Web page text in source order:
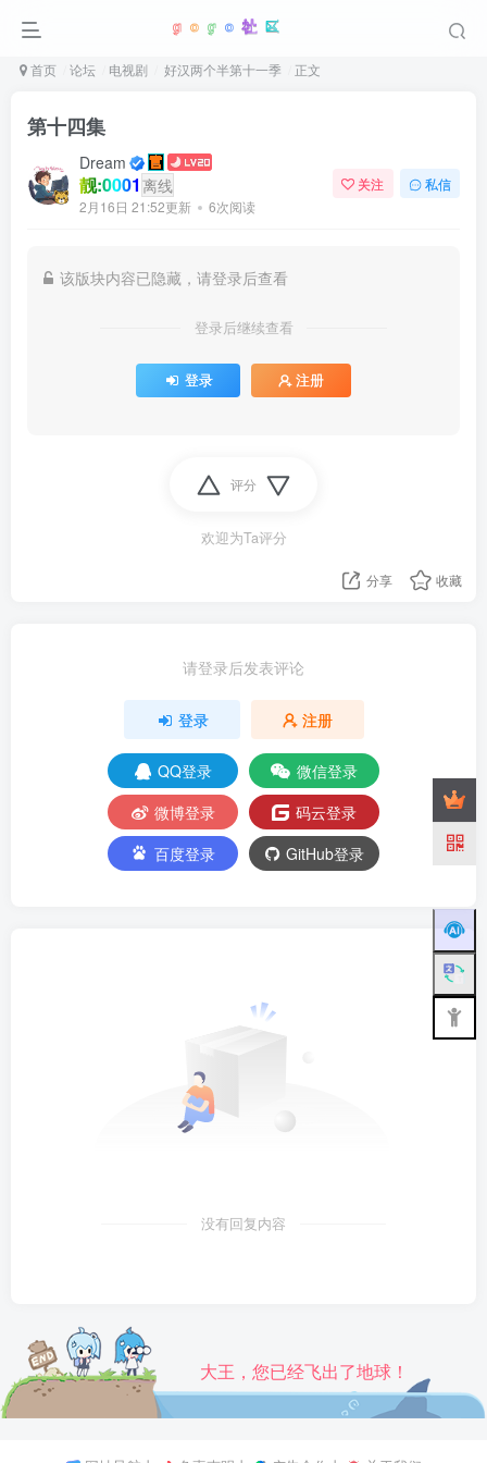
首页 论坛 电视剧 好汉两个半第十一季 正文
第十四集
Dream
靓:0001 离线
2月16日 21:52更新 6次阅读
关注 私信
该版块内容已隐藏，请登录后查看
登录后继续查看
登录 注册
评分
欢迎为Ta评分
分享 收藏
请登录后发表评论
登录 注册
QQ登录
微信登录
微博登录
码云登录
百度登录
GitHub登录
没有回复内容
大王，您已经飞出了地球！